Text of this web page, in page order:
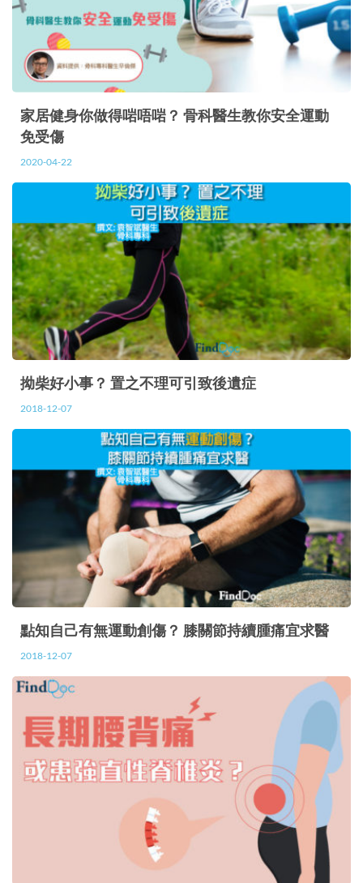
家居健身你做得啱唔啱？ 骨科醫生教你安全運動
免受傷
2020-04-22
拗柴好小事？ 置之不理可引致後遺症
2018-12-07
點知自己有無運動創傷？ 膝關節持續腫痛宜求醫
2018-12-07